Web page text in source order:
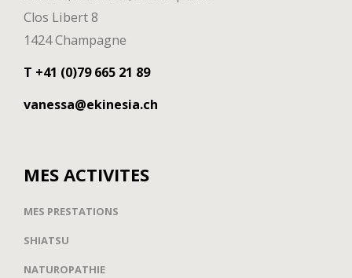
Clos Libert 8
1424 Champagne
T +41 (0)79 665 21 89
vanessa@ekinesia.ch
MES ACTIVITES
MES PRESTATIONS
SHIATSU
NATUROPATHIE